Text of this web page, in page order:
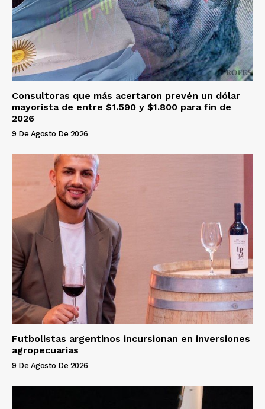
Consultoras que más acertaron prevén un dólar
mayorista de entre $1.590 y $1.800 para fin de
2026
9 De Agosto De 2026
Futbolistas argentinos incursionan en inversiones
agropecuarias
9 De Agosto De 2026